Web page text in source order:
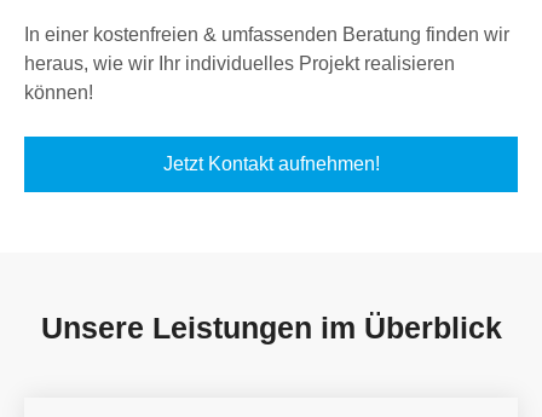
In einer kostenfreien & umfassenden Beratung finden wir
heraus, wie wir Ihr individuelles Projekt realisieren
können!
Jetzt Kontakt aufnehmen!
Unsere Leistungen im Überblick